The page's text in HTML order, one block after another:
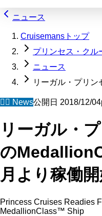
ニュース
Cruisemansトップ
プリンセス・クル
ニュース
リーガル・プリ
🧜‍♀️ News公開日 2018/12/04
リーガル・
の
月より稼働
Princess Cruises Readies
MedallionClass™ Ship